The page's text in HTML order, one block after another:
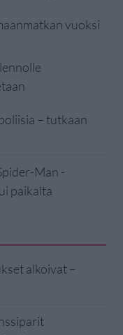
vuoksi
– tutkaan
Man -
paikalta
alkoivat –